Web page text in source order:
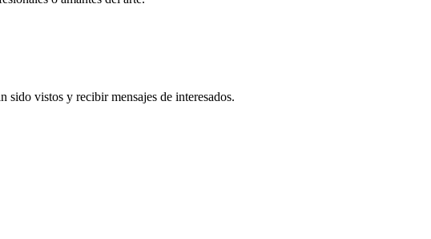
sido vistos y recibir mensajes de interesados.